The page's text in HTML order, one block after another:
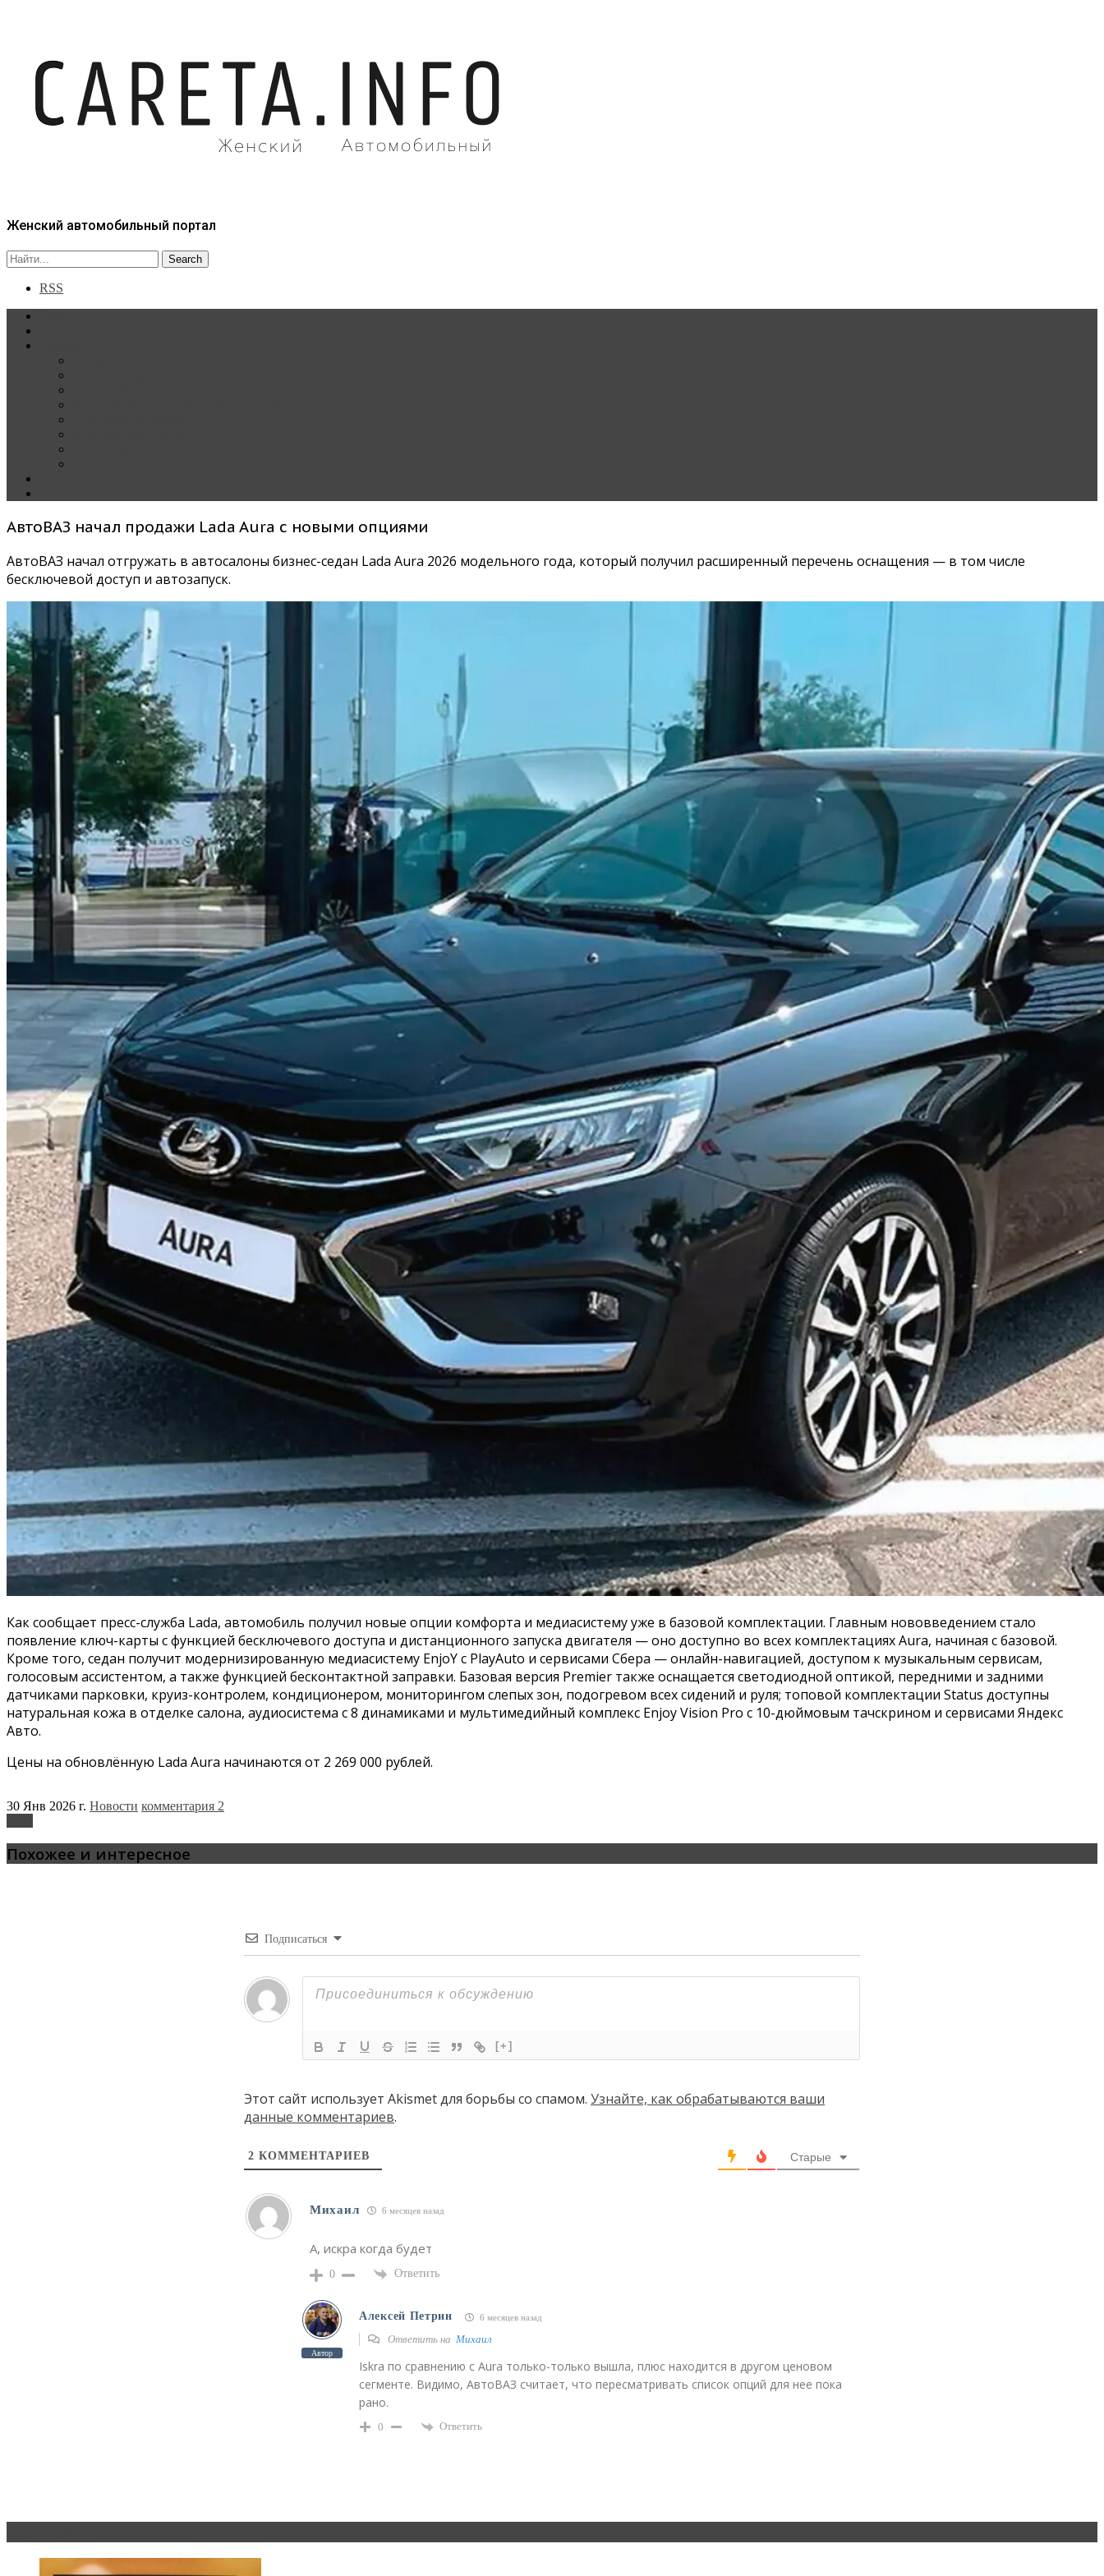
Женский автомобильный портал
RSS
АвтоВАЗ начал продажи Lada Aura с новыми опциями
АвтоВАЗ начал отгружать в автосалоны бизнес-седан Lada Aura 2026 модельного года, который получил расширенный перечень оснащения — в том числе
бесключевой доступ и автозапуск.
Как сообщает пресс-служба Lada, автомобиль получил новые опции комфорта и медиасистему уже в базовой комплектации. Главным нововведением стало
появление ключ-карты с функцией бесключевого доступа и дистанционного запуска двигателя — оно доступно во всех комплектациях Aura, начиная с базовой.
Кроме того, седан получит модернизированную медиасистему EnjoY с PlayAuto и сервисами Сбера — онлайн-навигацией, доступом к музыкальным сервисам,
голосовым ассистентом, а также функцией бесконтактной заправки. Базовая версия Premier также оснащается светодиодной оптикой, передними и задними
датчиками парковки, круиз-контролем, кондиционером, мониторингом слепых зон, подогревом всех сидений и руля; топовой комплектации Status доступны
натуральная кожа в отделке салона, аудиосистема с 8 динамиками и мультимедийный комплекс Enjoy Vision Pro с 10-дюймовым тачскрином и сервисами Яндекс
Авто.
Цены на обновлённую Lada Aura начинаются от 2 269 000 рублей.
30 Янв 2026 г. Новости комментария 2
Похожее и интересное
Подписаться
[+]
Этот сайт использует Akismet для борьбы со спамом. Узнайте, как обрабатываются ваши
данные комментариев.
2 КОММЕНТАРИЕВ Старые
Михаил 6 месяцев назад
А, искра когда будет
0 Ответить
Автор
Алексей Петрин 6 месяцев назад
Ответить на Михаил
Iskra по сравнению с Aura только-только вышла, плюс находится в другом ценовом
сегменте. Видимо, АвтоВАЗ считает, что пересматривать список опций для нее пока
рано.
0 Ответить